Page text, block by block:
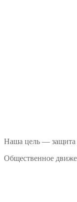
Наша цель — защита
Общественное